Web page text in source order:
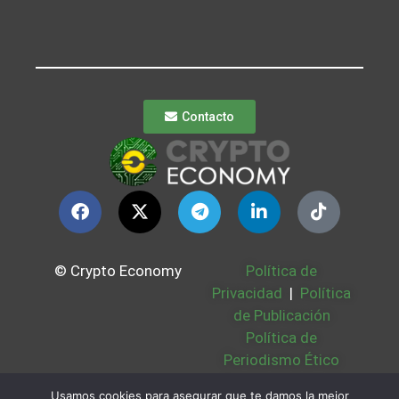
Contacto
© Crypto Economy
Política de
Privacidad | Política
de Publicación
Política de
Periodismo Ético
Usamos cookies para asegurar que te damos la mejor